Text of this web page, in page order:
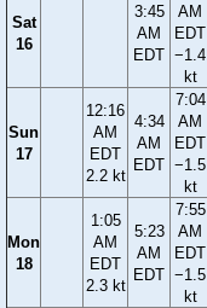
Sat
16
3:45
AM
EDT
AM
EDT
−1.4
kt
Sun
17
12:16
AM
EDT
2.2 kt
4:34
AM
EDT
7:04
AM
EDT
−1.5
kt
Mon
18
1:05
AM
EDT
2.3 kt
5:23
AM
EDT
7:55
AM
EDT
−1.5
kt